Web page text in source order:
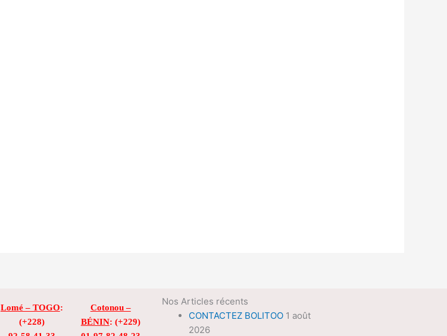
Lomé – TOGO:
(+228)
Cotonou –
BÉNIN: (+229)
Nos Articles récents
CONTACTEZ BOLITOO 1 août
2026